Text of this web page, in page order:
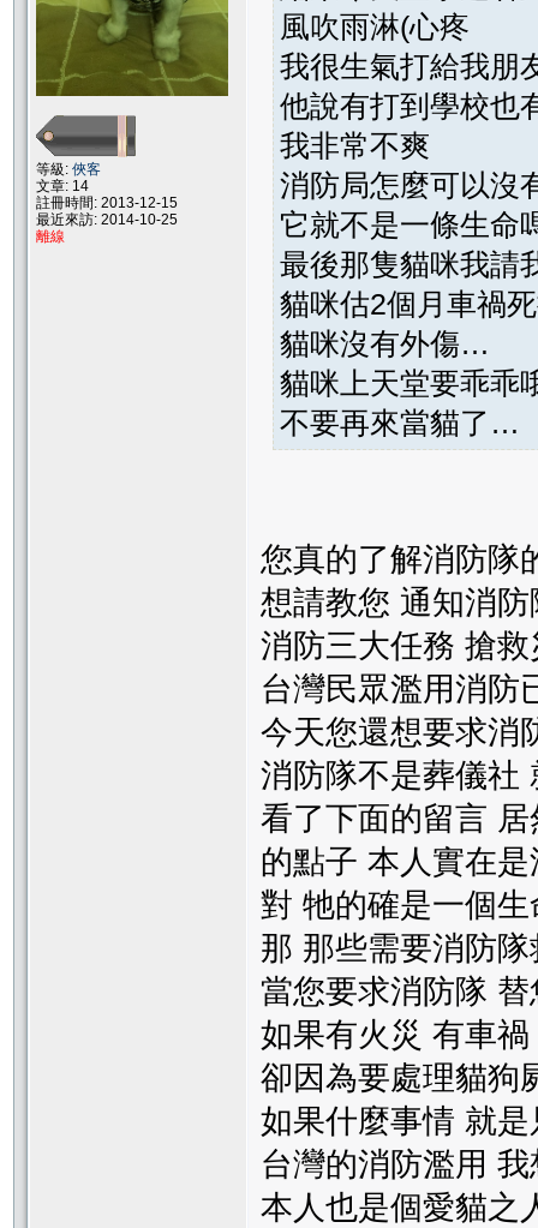
等級: 俠客
文章: 14
註冊時間: 2013-12-15
最近來訪: 2014-10-25
離線
風吹雨淋(心疼
我很生氣打給我朋
他說有打到學校也
我非常不爽
消防局怎麼可以沒
它就不是一條生命
最後那隻貓咪我請
貓咪估2個月車禍
貓咪沒有外傷…
貓咪上天堂要乖乖
不要再來當貓了…
您真的了解消防隊
想請教您 通知消
消防三大任務 搶
台灣民眾濫用消防
今天您還想要求消
消防隊不是葬儀社
看了下面的留言
的點子 本人實在
對 牠的確是一個生
那 那些需要消防
當您要求消防隊
如果有火災 有車
卻因為要處理貓狗
如果什麼事情 就
台灣的消防濫用
本人也是個愛貓之